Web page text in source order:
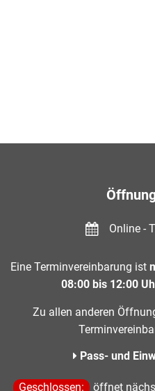
Online -
Eine Terminvereinbarung ist
08:00 bis 12:00
Zu allen anderen
Pass- und
Klicken, um weitere
Geschlossen: öffnet